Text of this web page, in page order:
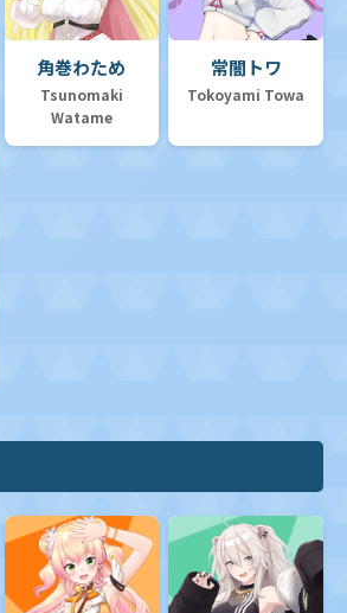
角巻わため
Tsunomaki
Watame
常闇トワ
Tokoyami Towa